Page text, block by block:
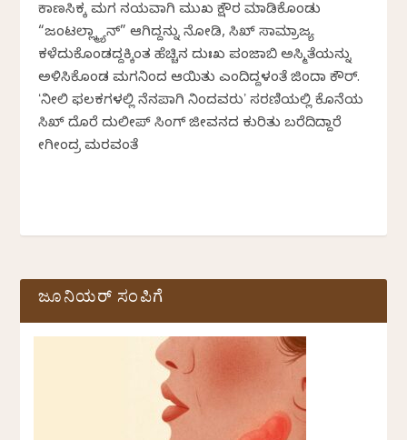
ಕಾಣಸಿಕ್ಕ ಮಗ ನಯವಾಗಿ ಮುಖ ಕ್ಷೌರ ಮಾಡಿಕೊಂಡು
“ಜಂಟಲ್ಲ್ಮ್ಯಾನ್” ಆಗಿದ್ದನ್ನು ನೋಡಿ, ಸಿಖ್ ಸಾಮ್ರಾಜ್ಯ
ಕಳೆದುಕೊಂಡದ್ದಕ್ಕಿಂತ ಹೆಚ್ಚಿನ ದುಃಖ ಪಂಜಾಬಿ ಅಸ್ಮಿತೆಯನ್ನು
ಅಳಿಸಿಕೊಂಡ ಮಗನಿಂದ ಆಯಿತು ಎಂದಿದ್ದಳಂತೆ ಜಿಂದಾ ಕೌರ್.
ʻನೀಲಿ ಫಲಕಗಳಲ್ಲಿ ನೆನಪಾಗಿ ನಿಂದವರುʼ ಸರಣಿಯಲ್ಲಿ ಕೊನೆಯ
ಸಿಖ್ ದೊರೆ ದುಲೀಪ್ ಸಿಂಗ್ ಜೀವನದ ಕುರಿತು ಬರೆದಿದ್ದಾರೆ
ಯೋಗೀಂದ್ರ ಮರವಂತೆ
ಜೂನಿಯರ್ ಸಂಪಿಗೆ